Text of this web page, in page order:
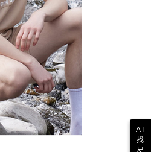
AI
找
尺